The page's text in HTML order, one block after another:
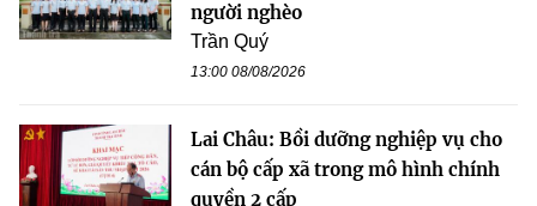
người nghèo
Trần Quý
13:00 08/08/2026
Lai Châu: Bồi dưỡng nghiệp vụ cho
cán bộ cấp xã trong mô hình chính
quyền 2 cấp